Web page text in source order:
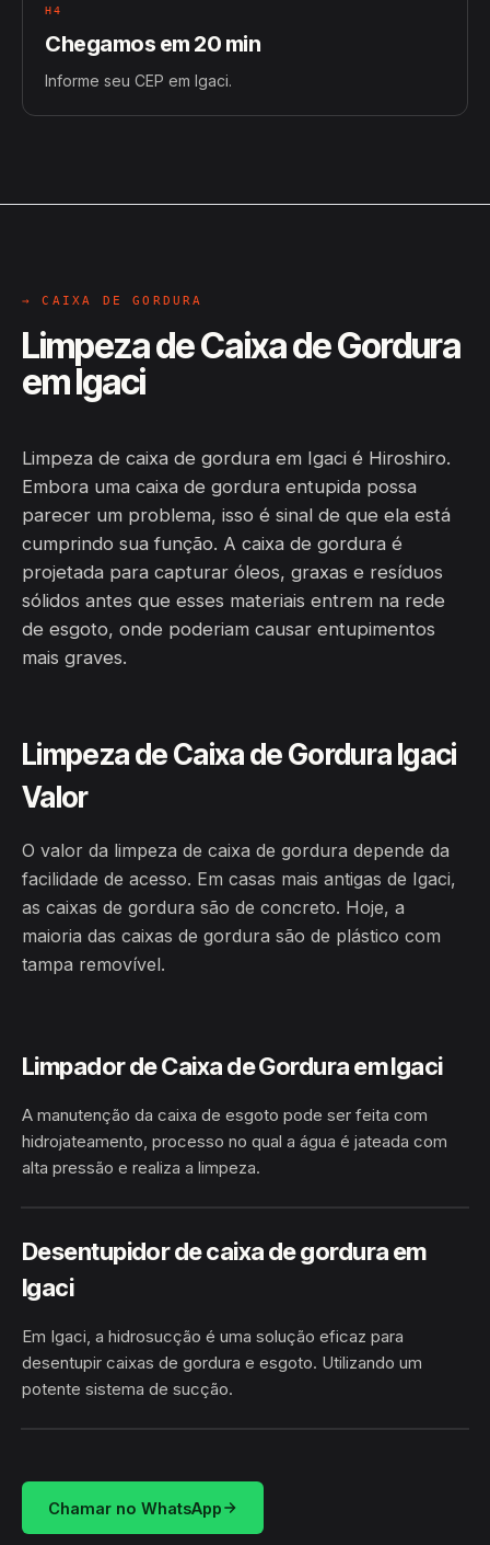
H4
Chegamos em 20 min
Informe seu CEP em Igaci.
→ CAIXA DE GORDURA
Limpeza de Caixa de Gordura
em Igaci
Limpeza de caixa de gordura em Igaci é Hiroshiro.
Embora uma caixa de gordura entupida possa
parecer um problema, isso é sinal de que ela está
cumprindo sua função. A caixa de gordura é
projetada para capturar óleos, graxas e resíduos
sólidos antes que esses materiais entrem na rede
de esgoto, onde poderiam causar entupimentos
mais graves.
Limpeza de Caixa de Gordura Igaci
Valor
O valor da limpeza de caixa de gordura depende da
facilidade de acesso. Em casas mais antigas de Igaci,
as caixas de gordura são de concreto. Hoje, a
maioria das caixas de gordura são de plástico com
tampa removível.
Limpador de Caixa de Gordura em Igaci
A manutenção da caixa de esgoto pode ser feita com
hidrojateamento, processo no qual a água é jateada com
alta pressão e realiza a limpeza.
HIDROJATEAMENTO
Desentupidor de caixa de gordura em
Igaci
Em Igaci, a hidrosucção é uma solução eficaz para
desentupir caixas de gordura e esgoto. Utilizando um
potente sistema de sucção.
HIDROSUCÇÃO
Chamar no WhatsApp